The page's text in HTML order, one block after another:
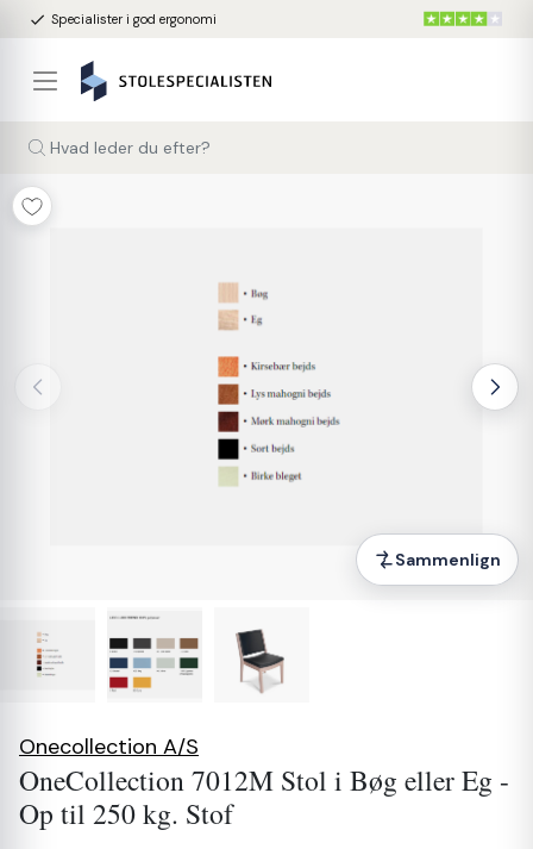
done Specialister i god ergonomi
Hvad leder du efter?
Sammenlign
Onecollection A/S
OneCollection 7012M Stol i Bøg eller Eg -
Op til 250 kg. Stof